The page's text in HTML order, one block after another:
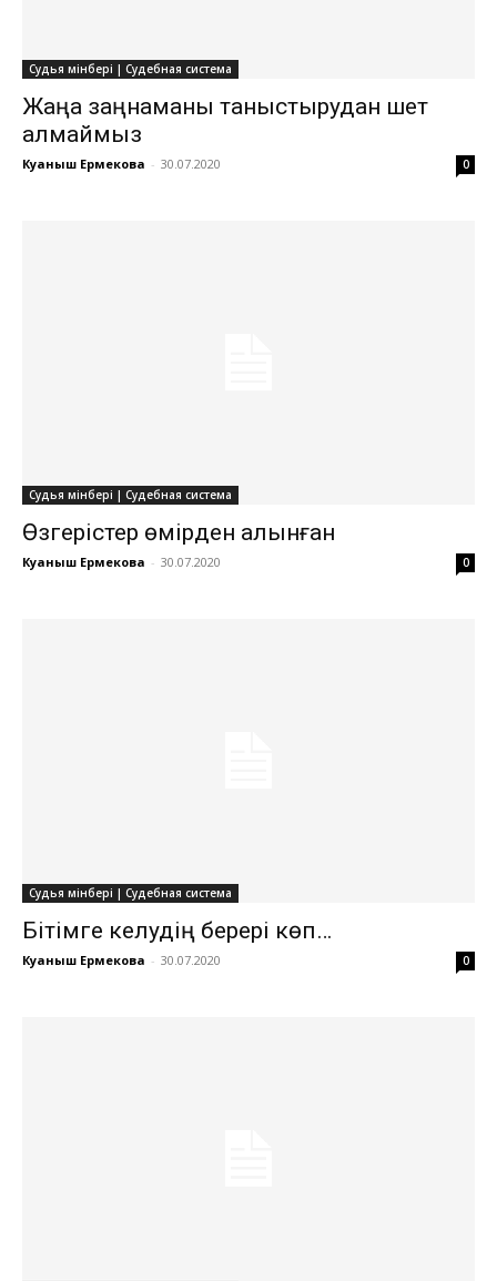
Судья мінбері | Судебная система
Жаңа заңнаманы таныстырудан шет
қалмаймыз
Куаныш Ермекова - 30.07.2020 0
Судья мінбері | Судебная система
Өзгерістер өмірден алынған
Куаныш Ермекова - 30.07.2020 0
Судья мінбері | Судебная система
Бітімге келудің берері көп…
Куаныш Ермекова - 30.07.2020 0